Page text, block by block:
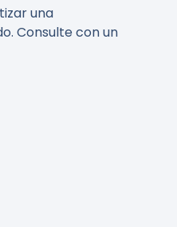
una
Consulte con un